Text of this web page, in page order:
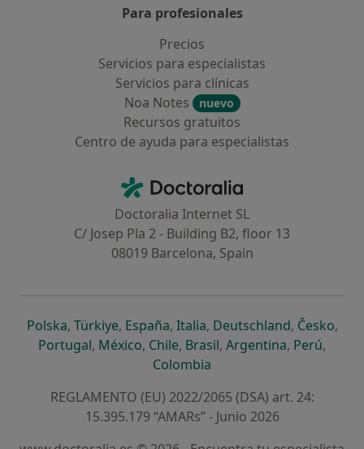
Para profesionales
Precios
Servicios para especialistas
Servicios para clínicas
Noa Notes
nuevo
Recursos gratuitos
Centro de ayuda para especialistas
Doctoralia - Página de inicio
Doctoralia Internet SL
C/ Josep Pla 2 - Building B2, floor 13
08019 Barcelona, Spain
Polskase abre en una nueva pestaña
, Türkiyese abre en una nueva pestaña
, Españase abre en una nueva pestaña
, Italiase abre en una nueva
, Deutschlandse abre en
, Českose
,
Portugalse abre en una nueva pestaña
, Méxicose abre en una nueva pestaña
, Chilese abre en una nueva pestaña
, Brasilse abre en una nueva
, Argentinase abre en
, Perúse
,
Colombia
REGLAMENTO (EU) 2022/2065 (DSA) art. 24:
15.395.179 “AMARs” - Junio 2026